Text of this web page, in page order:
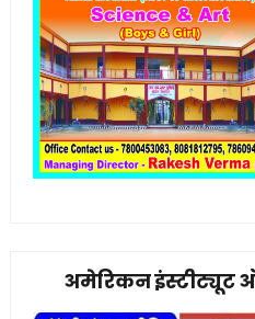
अमेरिकन इंस्टीट्यूट